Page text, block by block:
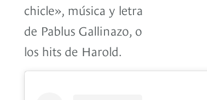
chicle», música y letra
de Pablus Gallinazo, o
los hits de Harold.